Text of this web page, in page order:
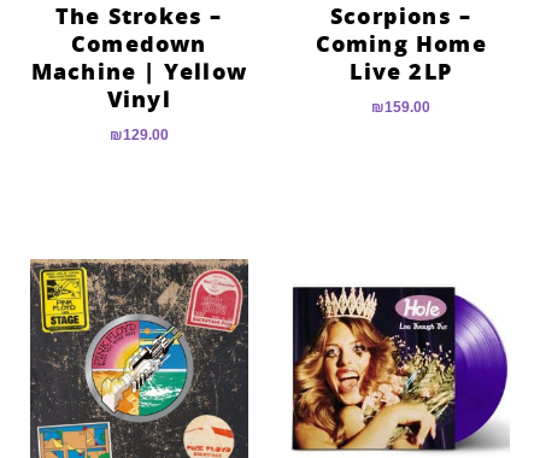
Scorpions –
Coming Home
Live 2LP
₪159.00
The Strokes –
Comedown
Machine | Yellow
Vinyl
₪129.00